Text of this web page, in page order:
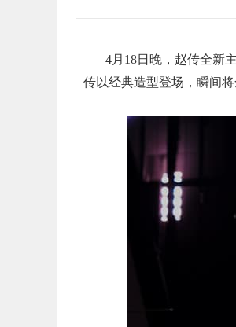
4月18日晚，赵传全新
传以经典造型登场，瞬间